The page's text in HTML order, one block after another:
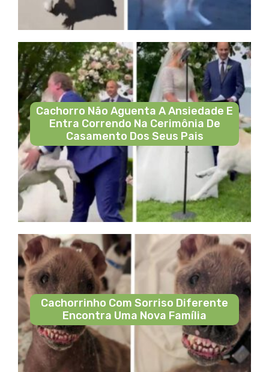
Cachorro Não Aguenta A Ansiedade E
Entra Correndo Na Cerimônia De
Casamento Dos Seus Pais
Cachorrinho Com Sorriso Diferente
Encontra Uma Nova Família